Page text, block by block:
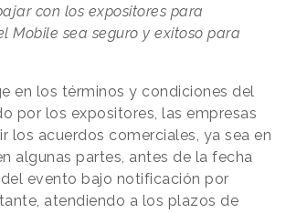
con los expositores para
Mobile sea seguro y exitoso para
en los términos y condiciones del
por los expositores, las empresas
los acuerdos comerciales, ya sea en
algunas partes, antes de la fecha
evento bajo notificación por
atendiendo a los plazos de